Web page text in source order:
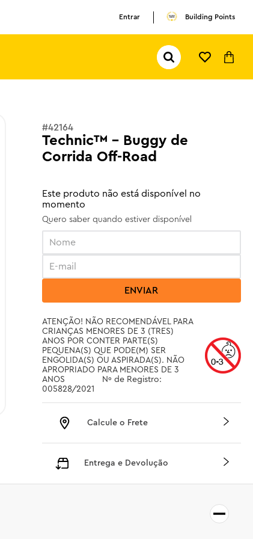
Entrar Building Points
Pesquisar...
#42164
Technic™ - Buggy de
Corrida Off-Road
Este produto não está disponível no
momento
Quero saber quando estiver disponível
ENVIAR
ATENÇÃO! NÃO RECOMENDÁVEL PARA
CRIANÇAS MENORES DE 3 (TRES)
ANOS POR CONTER PARTE(S)
PEQUENA(S) QUE PODE(M) SER
ENGOLIDA(S) OU ASPIRADA(S). NÃO
APROPRIADO PARA MENORES DE 3
ANOS		 Nº de Registro:
005828/2021
Calcule o Frete
Entrega e Devolução
TERMOS MAIS BUSCADOS
ferrari